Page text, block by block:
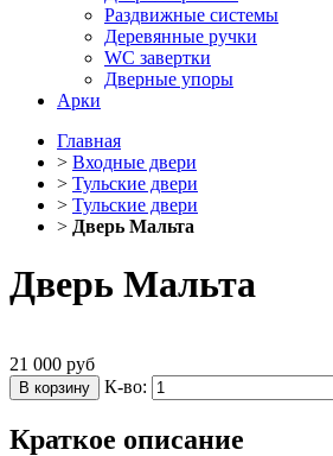
Раздвижные системы
Деревянные ручки
WC завертки
Дверные упоры
Арки
Главная
> Входные двери
> Тульские двери
> Тульские двери
> Дверь Мальта
Дверь Мальта
21 000 руб
В корзину К-во:
Краткое описание